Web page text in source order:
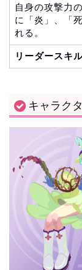
自身の攻撃力
に「炎」、「
れる。
リーダースキ
キャラク